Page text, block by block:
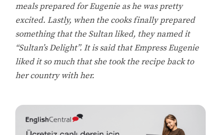
meals prepared for Eugenie as he was pretty
excited. Lastly, when the cooks finally prepared
something that the Sultan liked, they named it
“Sultan’s Delight”. It is said that Empress Eugenie
liked it so much that she took the recipe back to
her country with her.